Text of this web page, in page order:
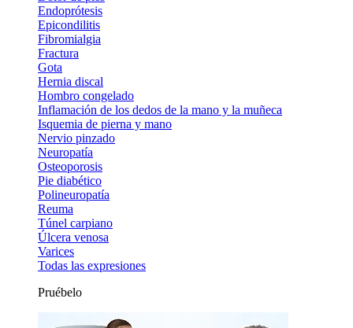
Endoprótesis
Epicondilitis
Fibromialgia
Fractura
Gota
Hernia discal
Hombro congelado
Inflamación de los dedos de la mano y la muñeca
Isquemia de pierna y mano
Nervio pinzado
Neuropatía
Osteoporosis
Pie diabético
Polineuropatía
Reuma
Túnel carpiano
Úlcera venosa
Varices
Todas las expresiones
Pruébelo